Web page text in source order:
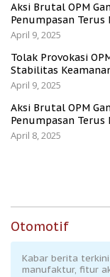
Aksi Brutal OPM
Penumpasan Terus
April 9, 2025
Tolak Provokasi
Stabilitas
April 9, 2025
Aksi Brutal OPM
Penumpasan Terus
April 8, 2025
Otomotif
Kabar berita
manufaktur, fitur